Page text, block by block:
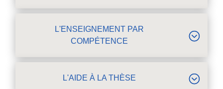
L'ENSEIGNEMENT PAR
COMPÉTENCE
L'AIDE À LA THÈSE